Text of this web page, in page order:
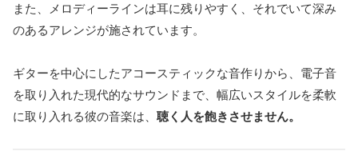
また、メロディーラインは耳に残りやすく、それでいて深み
のあるアレンジが施されています。
ギターを中心にしたアコースティックな音作りから、電子音
を取り入れた現代的なサウンドまで、幅広いスタイルを柔軟
に取り入れる彼の音楽は、 聴く人を飽きさせません。